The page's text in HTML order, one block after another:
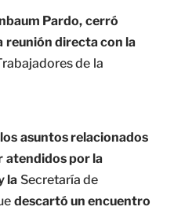
Pardo, cerró
reunión directa con la
de la
los asuntos relacionados
atendidos por la
la Secretaría de
descartó un encuentro